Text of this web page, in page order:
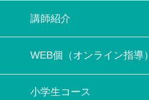
講師紹介
WEB個（オンライン指導）
小学生コース